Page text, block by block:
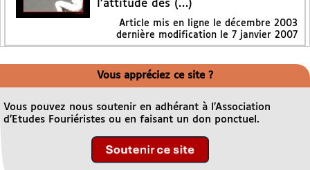
l’attitude des (…)
Article mis en ligne le décembre 2003
dernière modification le 7 janvier 2007
Vous appréciez ce site ?
Vous pouvez nous soutenir en adhérant à l’Association
d’Etudes Fouriéristes ou en faisant un don ponctuel.